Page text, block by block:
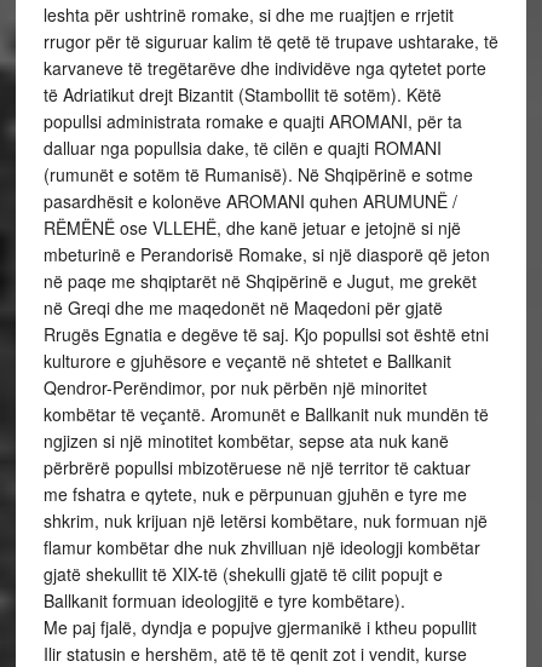
leshta për ushtrinë romake, si dhe me ruajtjen e rrjetit
rrugor për të siguruar kalim të qetë të trupave ushtarake, të
karvaneve të tregëtarëve dhe individëve nga qytetet porte
të Adriatikut drejt Bizantit (Stambollit të sotëm). Këtë
popullsi administrata romake e quajti AROMANI, për ta
dalluar nga popullsia dake, të cilën e quajti ROMANI
(rumunët e sotëm të Rumanisë). Në Shqipërinë e sotme
pasardhësit e kolonëve AROMANI quhen ARUMUNË /
RËMËNË ose VLLEHË, dhe kanë jetuar e jetojnë si një
mbeturinë e Perandorisë Romake, si një diasporë që jeton
në paqe me shqiptarët në Shqipërinë e Jugut, me grekët
në Greqi dhe me maqedonët në Maqedoni për gjatë
Rrugës Egnatia e degëve të saj. Kjo popullsi sot është etni
kulturore e gjuhësore e veçantë në shtetet e Ballkanit
Qendror-Perëndimor, por nuk përbën një minoritet
kombëtar të veçantë. Aromunët e Ballkanit nuk mundën të
ngjizen si një minotitet kombëtar, sepse ata nuk kanë
përbrërë popullsi mbizotëruese në një territor të caktuar
me fshatra e qytete, nuk e përpunuan gjuhën e tyre me
shkrim, nuk krijuan një letërsi kombëtare, nuk formuan një
flamur kombëtar dhe nuk zhvilluan një ideologji kombëtar
gjatë shekullit të XIX-të (shekulli gjatë të cilit popujt e
Ballkanit formuan ideologjitë e tyre kombëtare).
Me paj fjalë, dyndja e popujve gjermanikë i ktheu popullit
Ilir statusin e hershëm, atë të të qenit zot i vendit, kurse